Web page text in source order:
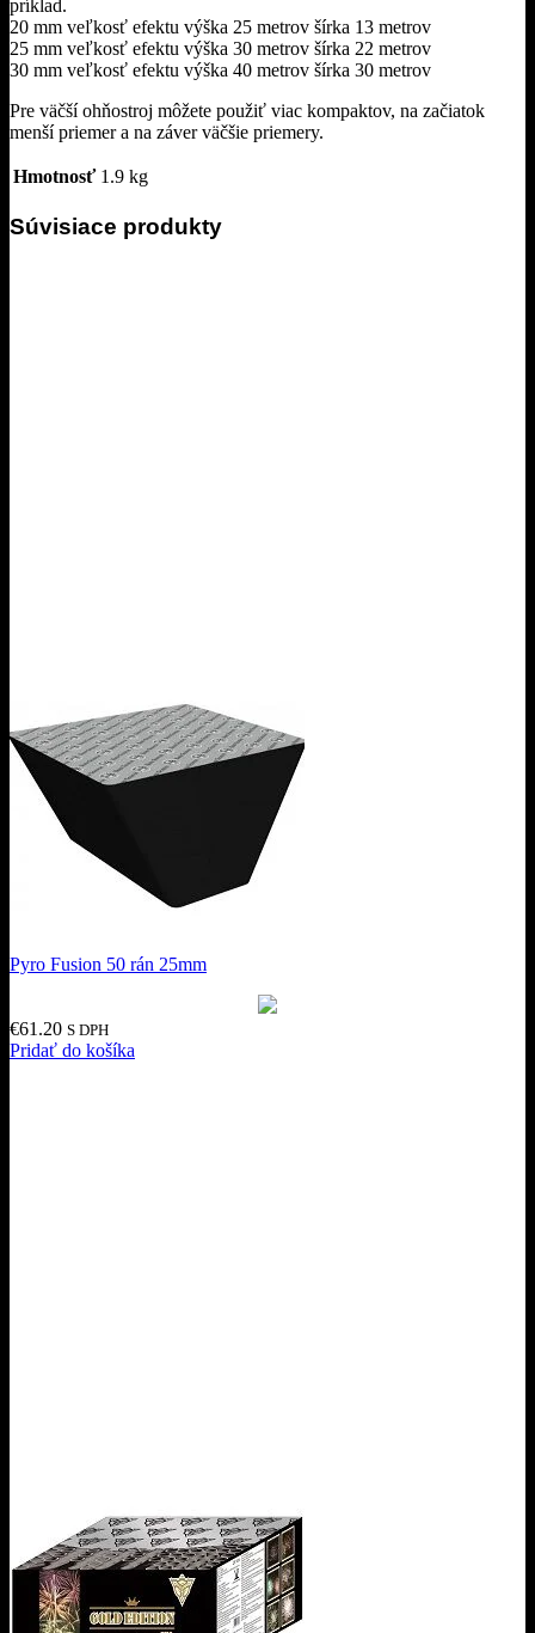
príklad.
20 mm veľkosť efektu výška 25 metrov šírka 13 metrov
25 mm veľkosť efektu výška 30 metrov šírka 22 metrov
30 mm veľkosť efektu výška 40 metrov šírka 30 metrov
Pre väčší ohňostroj môžete použiť viac kompaktov, na začiatok
menší priemer a na záver väčšie priemery.
Hmotnosť 1.9 kg
Súvisiace produkty
Pyro Fusion 50 rán 25mm
€61.20 S DPH
Pridať do košíka